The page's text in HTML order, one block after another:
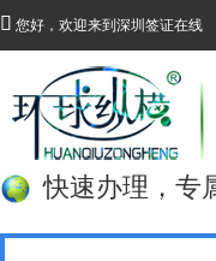
 您好，欢迎来到深圳签证在线
快速办理，专